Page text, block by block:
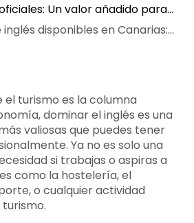
Certificaciones oficiales: Un valor añadido para tu currículum
Formaciones de inglés disponibles en Canarias: Cursos A1 y A2
el turismo es la columna
dominar el inglés es una
valiosas que puedes tener
Ya no es solo una
si trabajas o aspiras a
como la hostelería, el
o cualquier actividad